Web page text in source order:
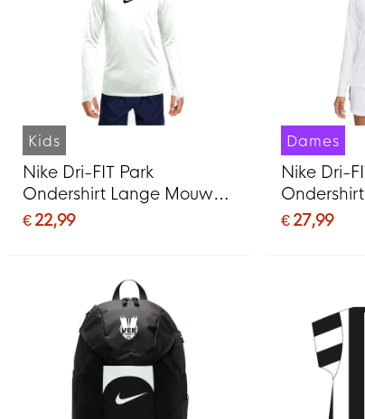
Kids
Nike Dri-FIT Park
Ondershirt Lange Mouwen
Kids Wit
€ 22,99
Dames
Nike Dri-
Dames Wit
€ 27,99